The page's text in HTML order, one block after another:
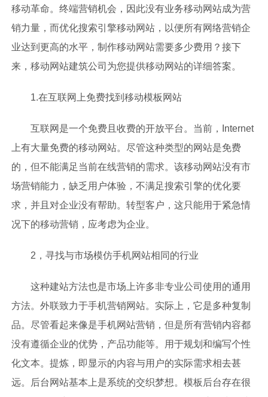
移动革命。终端营销机会，因此没有业务移动网站成为营
销力量，而优化搜索引擎移动网站，以便所有网络营销企
业达到更高的水平，制作移动网站需要多少费用？接下
来，移动网站建筑公司为您提供移动网站的详细答案。
1.在互联网上免费找到移动模板网站
互联网是一个免费且收费的开放平台。当前，Internet
上有大量免费的移动网站。尽管这种类型的网站是免费
的，但不能满足当前在线营销的需求。该移动网站没有市
场营销能力，缺乏用户体验，不满足搜索引擎的优化要
求，并且对企业没有帮助。转型客户，这只能用于紧急情
况下的移动营销，应考虑为企业。
2，寻找与市场模仿手机网站相同的行业
这种建站方法也是市场上许多非专业公司使用的通用
方法。外联致力于手机营销网站。实际上，它是多种复制
品。尽管看起来像是手机网站营销，但是所有营销内容都
没有遵循企业的优势，产品功能等。用于规划和编写个性
化文本。提炼，即显示的内容与用户的实际需求相去甚
远。后台网站基本上是系统的交织梦想。模板后台存在很